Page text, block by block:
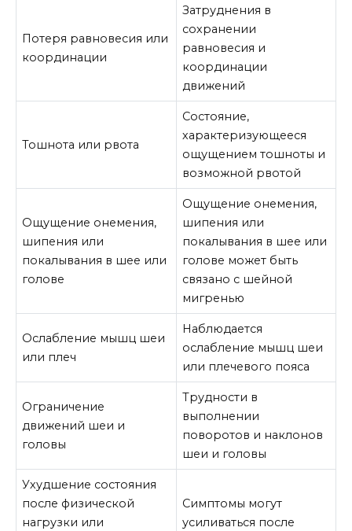
Потеря равновесия или
координации
Затруднения в
сохранении
равновесия и
координации
движений
Тошнота или рвота
Состояние,
характеризующееся
ощущением тошноты и
возможной рвотой
Ощущение онемения,
шипения или
покалывания в шее или
голове
Ощущение онемения,
шипения или
покалывания в шее или
голове может быть
связано с шейной
мигренью
Ослабление мышц шеи
или плеч
Наблюдается
ослабление мышц шеи
или плечевого пояса
Ограничение
движений шеи и
головы
Трудности в
выполнении
поворотов и наклонов
шеи и головы
Ухудшение состояния
после физической
нагрузки или
Симптомы могут
усиливаться после